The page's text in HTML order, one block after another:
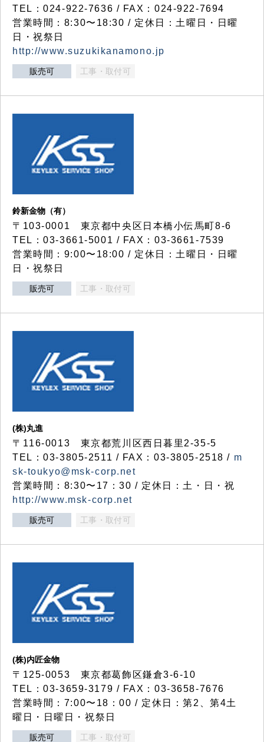
TEL：024-922-7636 / FAX：024-922-7694
営業時間：8:30〜18:30 / 定休日：土曜日・日曜
日・祝祭日
http://www.suzukikanamono.jp
販売可 工事・取付可
鈴新金物（有）
〒103-0001 東京都中央区日本橋小伝馬町8-6
TEL：03-3661-5001 / FAX：03-3661-7539
営業時間：9:00〜18:00 / 定休日：土曜日・日曜
日・祝祭日
販売可 工事・取付可
(株)丸進
〒116-0013 東京都荒川区西日暮里2-35-5
TEL：03-3805-2511 / FAX：03-3805-2518 / m
sk-toukyo@msk-corp.net
営業時間：8:30〜17：30 / 定休日：土・日・祝
http://www.msk-corp.net
販売可 工事・取付可
(株)内匠金物
〒125-0053 東京都葛飾区鎌倉3-6-10
TEL：03-3659-3179 / FAX：03-3658-7676
営業時間：7:00〜18：00 / 定休日：第2、第4土
曜日・日曜日・祝祭日
販売可 工事・取付可